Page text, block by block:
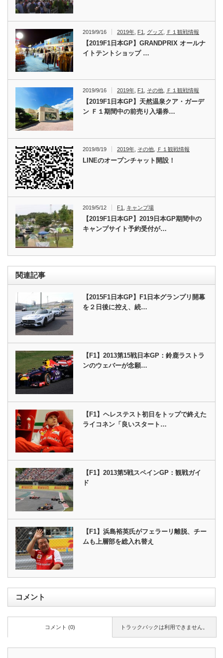
2019/9/16 2019年 F1 グッズ Ｆ１観戦情報
【2019F1日本GP】GRANDPRIX オールナ
イトテントショップ …
2019/9/16 2019年 F1 その他 Ｆ１観戦情報
【2019F1日本GP】天然温泉クア・ガーデ
ン Ｆ１期間中の前売り入場券…
2019/8/19 2019年 その他 Ｆ１観戦情報
LINEのオープンチャット開設！
2019/5/12 F1 キャンプ場
【2019F1日本GP】2019日本GP期間中の
キャンプサイト予約受付が…
関連記事
【2015F1日本GP】F1日本グランプリ開幕
を２日後に控え、続…
【F1】2013第15戦日本GP：鈴鹿ラストラ
ンのウェバーが念願…
【F1】ヘレステスト初日をトップで終えた
ライコネン「良いスタート…
【F1】2013第5戦スペインGP：観戦ガイ
ド
【F1】浜島裕英氏がフェラーリ離脱、チー
ムも上層部を総入れ替え
コメント
トラックバックは利用できません。
コメント (0)